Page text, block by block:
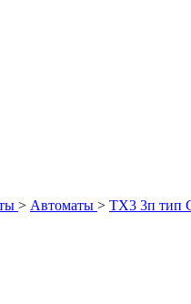
> Автоматы > TX3 3п тип